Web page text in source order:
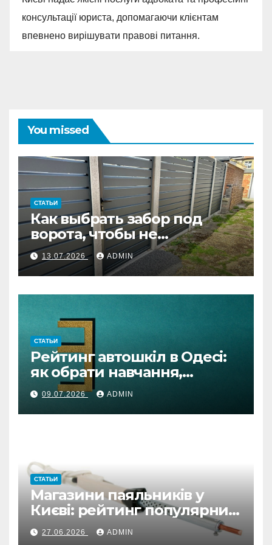
консультації юриста, допомагаючи клієнтам
впевнено вирішувати правові питання.
You missed
СТАТЬИ
Как выбрать забор под
ворота, чтобы не
переделывать систему
13.07.2026 ADMIN
СТАТЬИ
Рейтинг автошкіл в Одесі:
як обрати навчання,
автоінструктора та
підготовку онлайн
09.07.2026 ADMIN
СТАТЬИ
Магазини паяльників у
Києві: рейтинг популярних
варіантів
27.06.2026 ADMIN